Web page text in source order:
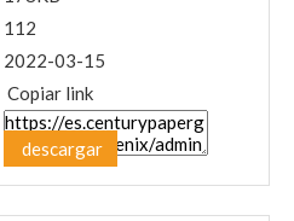
112
2022-03-15
Copiar link
descargar